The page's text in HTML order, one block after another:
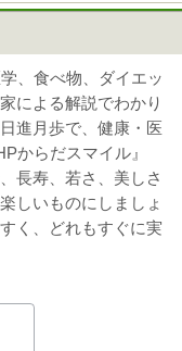
、食べ物、ダイエッ
による解説でわかり
進月歩で、健康・医
からだスマイル』
長寿、若さ、美しさ
しいものにしましょ
く、どれもすぐに実